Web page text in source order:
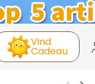
Vind
Cadeau